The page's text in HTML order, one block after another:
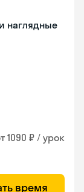
наглядные
1090 ₽ / урок
время